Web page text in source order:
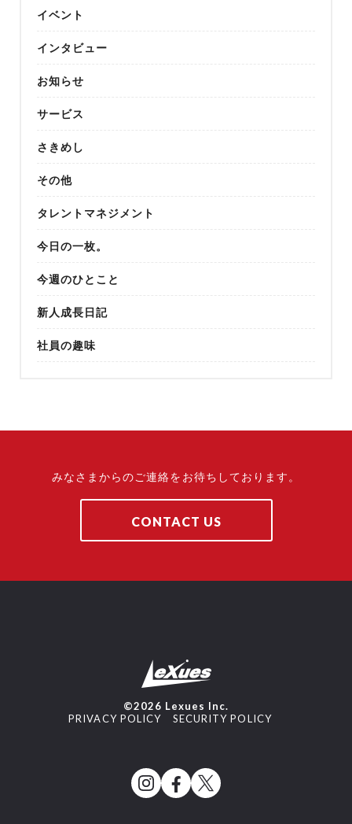
イベント
インタビュー
お知らせ
サービス
さきめし
その他
タレントマネジメント
今日の一枚。
今週のひとこと
新人成長日記
社員の趣味
みなさまからのご連絡をお待ちしております。
CONTACT US
©2026 Lexues Inc.
PRIVACY POLICY
SECURITY POLICY